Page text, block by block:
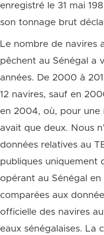
enregistré le 31 mai
son tonnage brut
Le nombre de navires
pêchent au Sénégal a
années. De 2000 à
12 navires, sauf en
en 2004, où, pour une
avait que deux. Nous
données relatives au
publiques uniquement
opérant au Sénégal
comparées aux
officielle des navires
eaux sénégalaises. La